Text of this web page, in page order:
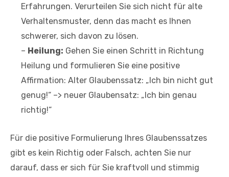
Erfahrungen. Verurteilen Sie sich nicht für alte
Verhaltensmuster, denn das macht es Ihnen
schwerer, sich davon zu lösen.
– Heilung: Gehen Sie einen Schritt in Richtung
Heilung und formulieren Sie eine positive
Affirmation: Alter Glaubenssatz: „Ich bin nicht gut
genug!“ –> neuer Glaubensatz: „Ich bin genau
richtig!“
Für die positive Formulierung Ihres Glaubenssatzes
gibt es kein Richtig oder Falsch, achten Sie nur
darauf, dass er sich für Sie kraftvoll und stimmig